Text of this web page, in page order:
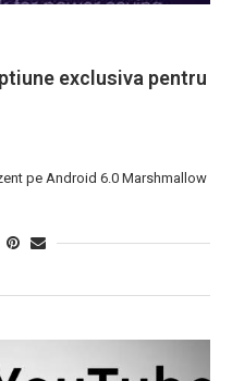
exclusiva pentru
pe Android 6.0 Marshmallow